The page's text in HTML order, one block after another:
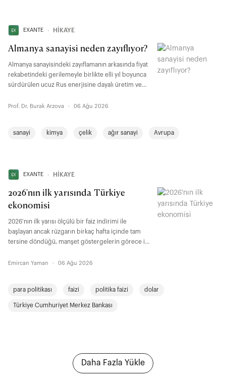
EXANTE ∙ HİKAYE
Almanya sanayisi neden zayıflıyor?
Almanya sanayisindeki zayıflamanın arkasında fiyat
rekabetindeki gerilemeyle birlikte elli yıl boyunca
sürdürülen ucuz Rus enerjisine dayalı üretim ve
durch Handel” yaklaşımı Rusya ve Çin’de beklenen
karşıya bıraktı.
Prof. Dr. Burak Arzova · 06 Ağu 2026
sanayi kimya çelik ağır sanayi Avrupa
EXANTE ∙ HİKAYE
2026'nın ilk yarısında Türkiye
ekonomisi
2026'nın ilk yarısı ölçülü bir faiz indirimi ile
başlayan ancak rüzgarın birkaç hafta içinde tam
tersine döndüğü, manşet göstergelerin görece iyi
ortaya çıkmaya başladığı hareketli bir dönem oldu.
Emircan Yaman · 06 Ağu 2026
para politikası faizi politika faizi dolar
Türkiye Cumhuriyet Merkez Bankası
Daha Fazla Yükle